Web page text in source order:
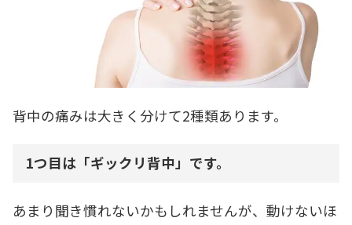
背中の痛みは大きく分けて2種類あります。
1つ目は「ギックリ背中」です。
あまり聞き慣れないかもしれませんが、動けないほ